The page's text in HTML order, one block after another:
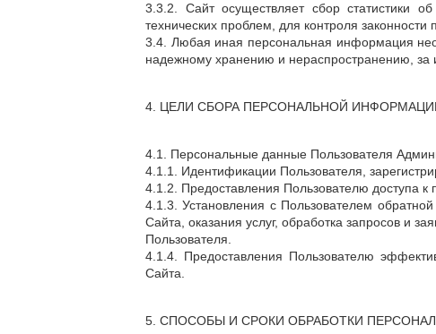
3.3.2. Сайт осуществляет сбор статистики
технических проблем, для контроля
3.4. Любая иная персональная информация
надежному хранению и нераспространению, за
4. ЦЕЛИ СБОРА ПЕРСОНАЛЬНОЙ
4.1. Персональные данные Пользователя
4.1.1. Идентификации Пользователя,
4.1.2. Предоставления Пользователю доступа
4.1.3. Установления с Пользователем
Сайта, оказания услуг, обработка запросов и
Пользователя.
4.1.4. Предоставления Пользователю
Сайта.
5. СПОСОБЫ И СРОКИ ОБРАБОТКИ